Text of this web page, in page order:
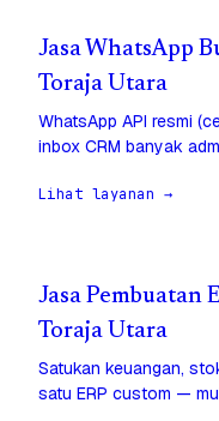
Jasa WhatsApp
Toraja Utara
WhatsApp API resmi
inbox CRM banyak
Lihat layanan →
Jasa Pembuatan
Toraja Utara
Satukan keuangan,
satu ERP custom —